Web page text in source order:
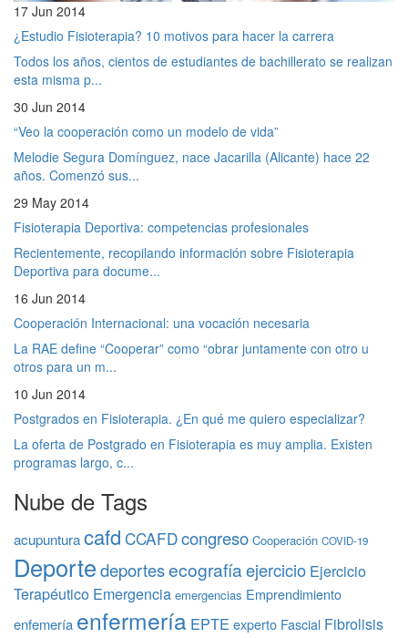
17 Jun 2014
¿Estudio Fisioterapia? 10 motivos para hacer la carrera
Todos los años, cientos de estudiantes de bachillerato se realizan
esta misma p...
30 Jun 2014
“Veo la cooperación como un modelo de vida”
Melodie Segura Domínguez, nace Jacarilla (Alicante) hace 22
años. Comenzó sus...
29 May 2014
Fisioterapia Deportiva: competencias profesionales
Recientemente, recopilando información sobre Fisioterapia
Deportiva para docume...
16 Jun 2014
Cooperación Internacional: una vocación necesaria
La RAE define “Cooperar” como “obrar juntamente con otro u
otros para un m...
10 Jun 2014
Postgrados en Fisioterapia. ¿En qué me quiero especializar?
La oferta de Postgrado en Fisioterapia es muy amplia. Existen
programas largo, c...
Nube de Tags
acupunturacafd CCAFDcongreso Cooperación COVID-19
Deportedeportesecografíaejercicio Ejercicio
Terapéutico Emergencia emergencias Emprendimiento
enfemería enfermería EPTE experto Fascial Fibrolisis